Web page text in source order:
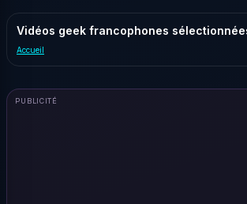
Vidéos geek francophones
Accueil
PUBLICITÉ